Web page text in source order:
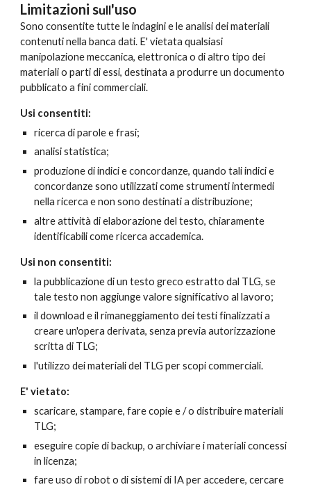
Limitazioni sull'uso
Sono consentite tutteleindaginie leanalisi deimateriali
contenuti nella banca dati. E' vietata qualsiasi
manipolazione meccanica, elettronica o di altro tipo dei
materiali o parti di essi, destinata a produrre un documento
pubblicato a fini commerciali.
Usi consentiti:
ricerca di parole e frasi;
analisi statistica;
produzione di indici e concordanze, quando tali indici e
concordanze sonoutilizzaticome strumenti intermedi
nella ricerca e non sono destinati a distribuzione;
altre attività di elaborazione del testo, chiaramente
identificabili come ricerca accademica.
Usi non consentiti:
la pubblicazione di un testo greco estrattodal TLG, se
tale testo nonaggiungevalore significativoal lavoro;
il download eil rimaneggiamento dei testifinalizzati a
creare un'opera derivata, senza previa autorizzazione
scritta di TLG;
l'utilizzo dei materiali del TLG per scopi commerciali.
E' vietato:
scaricare,stampare, fare copie e / o distribuire materiali
TLG;
eseguire copie di backup, o archiviare imateriali concessi
in licenza;
fare uso diroboto di sistemi di IAper accedere, cercare